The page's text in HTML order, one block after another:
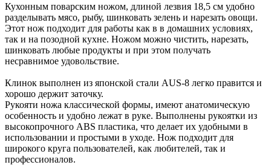
Кухонным поварским ножом, длиной лезвия 18,5 см удобно
разделывать мясо, рыбу, шинковать зелень и нарезать овощи.
Этот нож подходит для работы как в в домашних условиях,
так и на позодной кухне. Ножом можно чистить, нарезать,
шинковать любые продукты и при этом получать
несравнимое удовольствие.
Клинок выполнен из японской стали AUS-8 легко правится и
хорошо держит заточку.
Рукояти ножа классической формы, имеют анатомическую
особенность и удобно лежат в руке. Выполнены рукоятки из
высокопрочного ABS пластика, что делает их удобными в
использовании и простыми в уходе. Нож подходит для
широкого круга пользователей, как любителей, так и
профессионалов.